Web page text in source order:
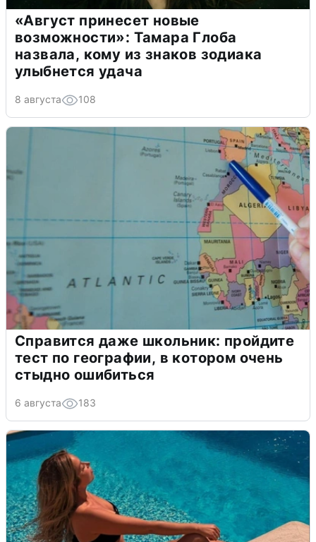
«Август принесет новые
возможности»: Тамара Глоба
назвала, кому из знаков зодиака
улыбнется удача
8 августа 108
Справится даже школьник: пройдите
тест по географии, в котором очень
стыдно ошибиться
6 августа 183